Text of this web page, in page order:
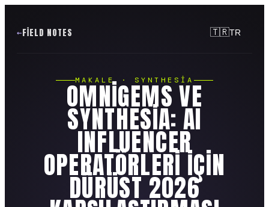
FIELD NOTES 🇹🇷TR
MAKALE · SYNTHESIA
OMNIGEMS VE
SYNTHESIA: AI
INFLUENCER
OPERATÖRLERI IÇIN
DÜRÜST 2026